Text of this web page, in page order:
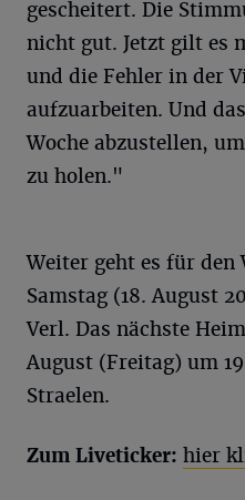
gescheitert. Die
nicht gut. Jetzt gilt es
und die Fehler in der
aufzuarbeiten. Und
Woche abzustellen,
zu holen."
Weiter geht es für den
Samstag (18. August
Verl. Das nächste
August (Freitag) um
Straelen.
Zum Liveticker: hier